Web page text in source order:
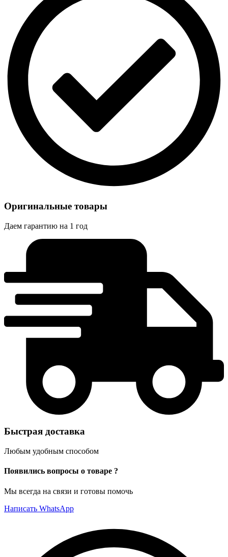
Оригинальные товары
Даем гарантию на 1 год
Быстрая доставка
Любым удобным способом
Появились вопросы о товаре ?
Мы всегда на связи и готовы помочь
Написать WhatsApp